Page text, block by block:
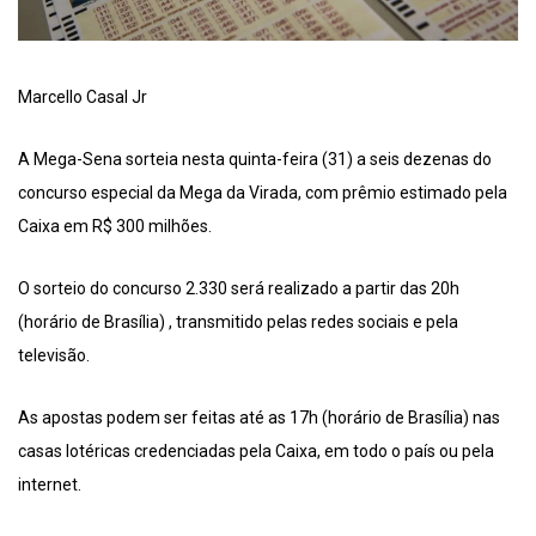
Marcello Casal Jr
A Mega-Sena sorteia nesta quinta-feira (31) a seis dezenas do
concurso especial da Mega da Virada, com prêmio estimado pela
Caixa em R$ 300 milhões.
O sorteio do concurso 2.330 será realizado a partir das 20h
(horário de Brasília) , transmitido pelas redes sociais e pela
televisão.
As apostas podem ser feitas até as 17h (horário de Brasília) nas
casas lotéricas credenciadas pela Caixa, em todo o país ou pela
internet.